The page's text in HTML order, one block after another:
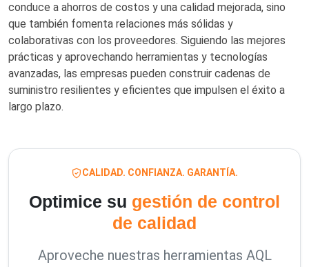
conduce a ahorros de costos y una calidad mejorada, sino
que también fomenta relaciones más sólidas y
colaborativas con los proveedores. Siguiendo las mejores
prácticas y aprovechando herramientas y tecnologías
avanzadas, las empresas pueden construir cadenas de
suministro resilientes y eficientes que impulsen el éxito a
largo plazo.
CALIDAD. CONFIANZA. GARANTÍA.
Optimice su gestión de control
de calidad
Aproveche nuestras herramientas AQL